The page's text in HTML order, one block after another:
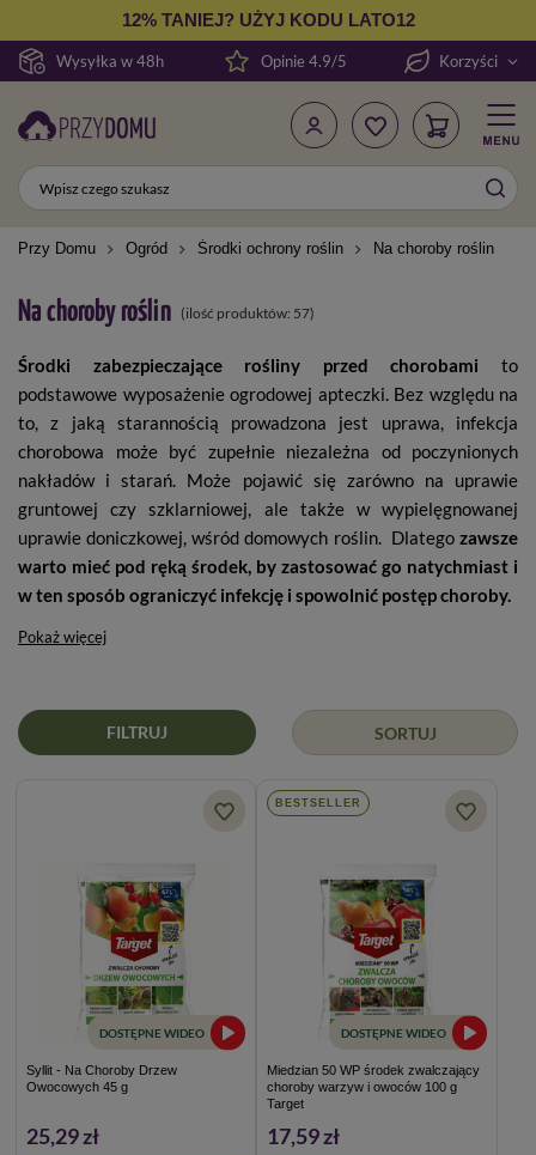
Wysyłka w 48h
12% TANIEJ? UŻYJ KODU LATO12
Opinie 4.9/5 Korzyści
Przy Domu Ogród Środki ochrony roślin Na choroby roślin
Na choroby roślin (ilość produktów: 57)
Środki zabezpieczające rośliny przed chorobami to
podstawowe wyposażenie ogrodowej apteczki. Bez względu na
to, z jaką starannością prowadzona jest uprawa, infekcja
chorobowa może być zupełnie niezależna od poczynionych
nakładów i starań. Może pojawić się zarówno na uprawie
gruntowej czy szklarniowej, ale także w wypielęgnowanej
uprawie doniczkowej, wśród domowych roślin. Dlatego zawsze
warto mieć pod ręką środek, by zastosować go natychmiast i
w ten sposób ograniczyć infekcję i spowolnić postęp choroby.
Pokaż więcej
SORTUJ
FILTRUJ
DOSTĘPNE WIDEO
Syllit - Na Choroby Drzew
Owocowych 45 g
25,29 zł
BESTSELLER
DOSTĘPNE WIDEO
Miedzian 50 WP środek zwalczający
choroby warzyw i owoców 100 g
Target
17,59 zł